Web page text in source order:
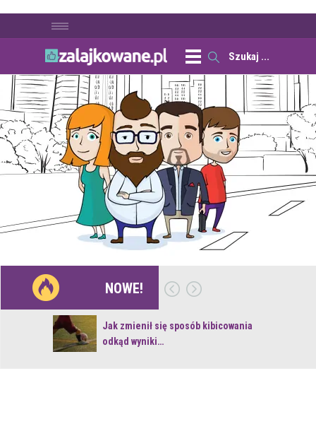
NOWE!
Jak zmienił się sposób kibicowania
odkąd wyniki…